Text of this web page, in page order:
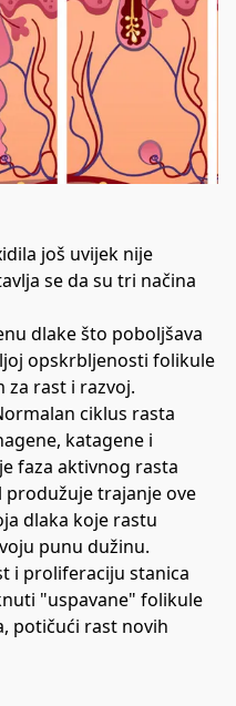
još uvijek nije
se da su tri načina
dlake što poboljšava
opskrbljenosti folikule
rast i razvoj.
ciklus rasta
katagene i
faza aktivnog rasta
produžuje trajanje ove
dlaka koje rastu
punu dužinu.
i proliferaciju stanica
"uspavane" folikule
potičući rast novih